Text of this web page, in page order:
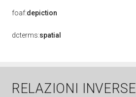
foaf:depiction
dcterms:spatial
RELAZIONI INVERSE